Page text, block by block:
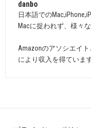
danbo
日本語での
Macに捉われず、様々
Amazonのアソシエイ
により収入を得ています